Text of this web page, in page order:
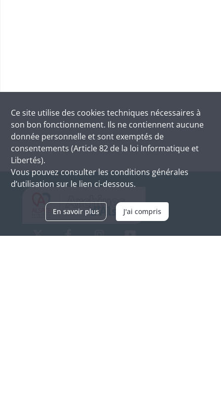
Ce site utilise des cookies techniques nécessaires à
son bon fonctionnement. Ils ne contiennent aucune
donnée personnelle et sont exemptés de
consentements (Article 82 de la loi Informatique et
Libertés).
Vous pouvez consulter les conditions générales
d’utilisation sur le lien ci-dessous.
En savoir plus J'ai compris